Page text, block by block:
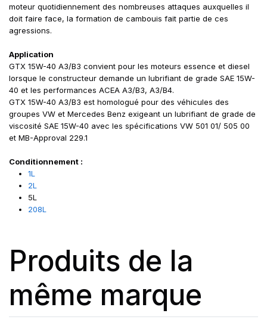
moteur quotidiennement des nombreuses attaques auxquelles il
doit faire face, la formation de cambouis fait partie de ces
agressions.
Application
GTX 15W-40 A3/B3 convient pour les moteurs essence et diesel
lorsque le constructeur demande un lubrifiant de grade SAE 15W-
40 et les performances ACEA A3/B3, A3/B4.
GTX 15W-40 A3/B3 est homologué pour des véhicules des
groupes VW et Mercedes Benz exigeant un lubrifiant de grade de
viscosité SAE 15W-40 avec les spécifications VW 501 01/ 505 00
et MB-Approval 229.1
Conditionnement :
1L
2L
5L
208L
Produits de la
même marque